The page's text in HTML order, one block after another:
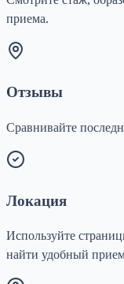
приема.
Отзывы
Сравнивайте
Локация
Используйте
найти удобный